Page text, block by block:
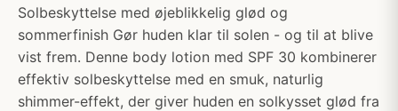
Solbeskyttelse med øjeblikkelig glød og
sommerfinish Gør huden klar til solen - og til at blive
vist frem. Denne body lotion med SPF 30 kombinerer
effektiv solbeskyttelse med en smuk, naturlig
shimmer-effekt, der giver huden en solkysset glød fra